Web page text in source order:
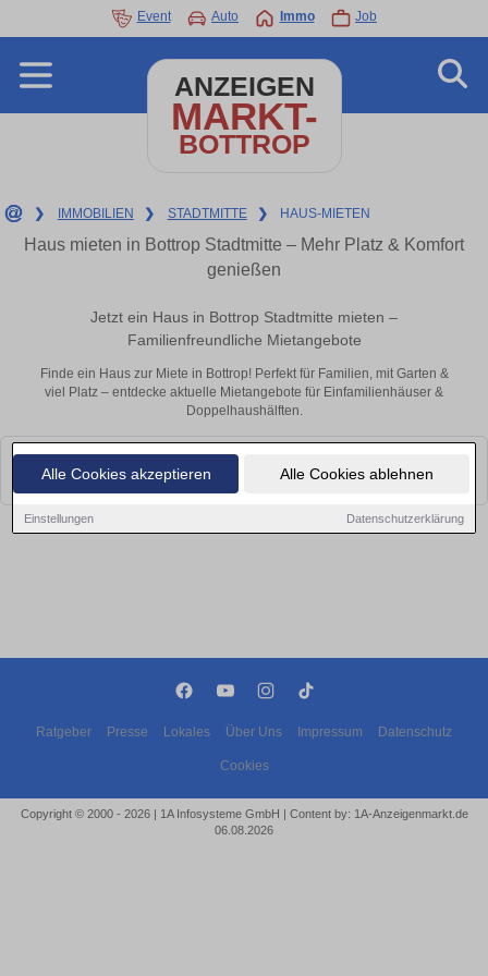
Alle Cookies akzeptieren Alle Cookies ablehnen
Einstellungen Datenschutzerklärung
Event Auto Immo Job
ANZEIGEN
MARKT-
BOTTROP
❯ IMMOBILIEN ❯ STADTMITTE ❯ HAUS-MIETEN
Haus mieten in Bottrop Stadtmitte – Mehr Platz & Komfort
genießen
Jetzt ein Haus in Bottrop Stadtmitte mieten –
Familienfreundliche Mietangebote
Finde ein Haus zur Miete in Bottrop! Perfekt für Familien, mit Garten &
viel Platz – entdecke aktuelle Mietangebote für Einfamilienhäuser &
Doppelhaushälften.
Leider konnten wir derzeit keine passenden Objekte finden. Schauen Sie
bald wieder vorbei!
Ratgeber Presse Lokales Über Uns Impressum Datenschutz
Cookies
Copyright © 2000 - 2026 | 1A Infosysteme GmbH | Content by: 1A-Anzeigenmarkt.de
06.08.2026